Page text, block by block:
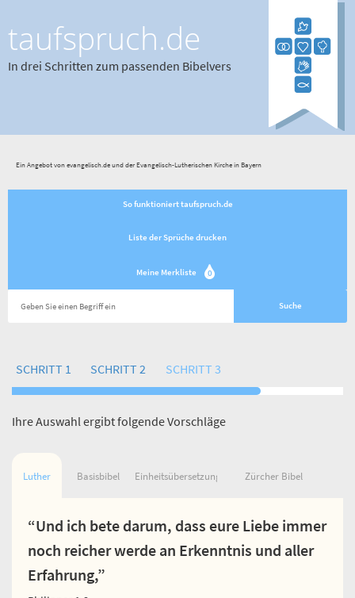
taufspruch.de
In drei Schritten zum passenden Bibelvers
Ein Angebot von evangelisch.de und der Evangelisch-Lutherischen Kirche in Bayern
So funktioniert taufspruch.de
Liste der Sprüche drucken
Meine Merkliste 0
SCHRITT 1 SCHRITT 2 SCHRITT 3
Ihre Auswahl ergibt folgende Vorschläge
Luther Basisbibel Einheitsübersetzung Zürcher Bibel
“Und ich bete darum, dass eure Liebe immer
noch reicher werde an Erkenntnis und aller
Erfahrung,”